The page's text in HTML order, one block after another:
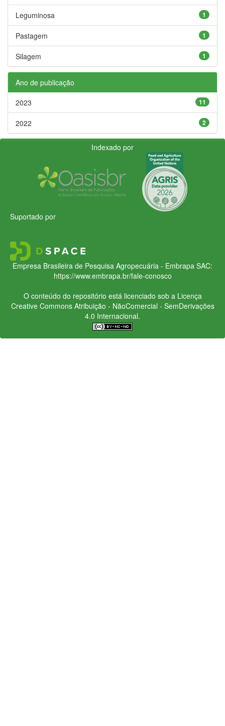
1
Leguminosa
1
Pastagem
1
Silagem
Ano de publicação
11
2023
2
2022
Indexado por
Suportado por
Empresa Brasileira de Pesquisa Agropecuária - Embrapa SAC:
https://www.embrapa.br/fale-conosco
O conteúdo do repositório está licenciado sob a Licença
Creative CommonsAtribuição - NãoComercial - SemDerivações
4.0 Internacional.